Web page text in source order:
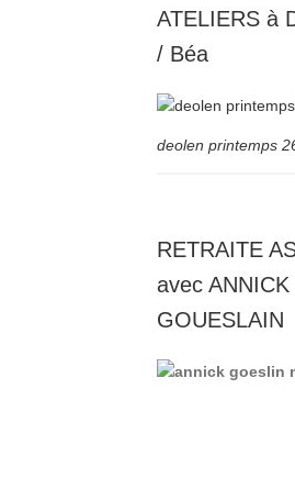
ATELIERS à
/ Béa
deolen printemps
RETRAITE
avec ANNICK
GOUESLAIN